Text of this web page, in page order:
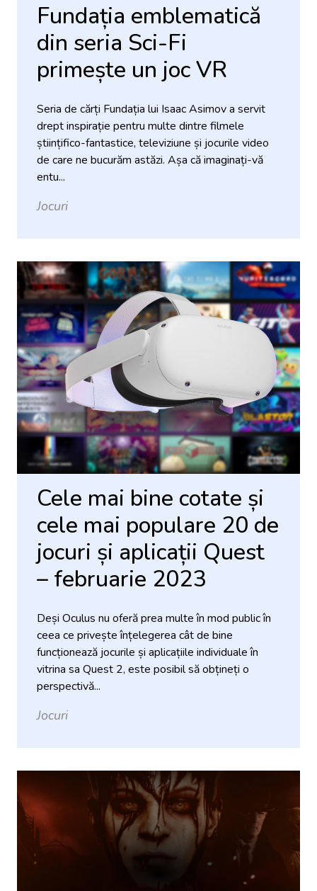
Fundația emblematică
din seria Sci-Fi
primește un joc VR
Seria de cărți Fundația lui Isaac Asimov a servit
drept inspirație pentru multe dintre filmele
științifico-fantastice, televiziune și jocurile video
de care ne bucurăm astăzi. Așa că imaginați-vă
entu...
Jocuri
Cele mai bine cotate și
cele mai populare 20 de
jocuri și aplicații Quest
– februarie 2023
Deși Oculus nu oferă prea multe în mod public în
ceea ce privește înțelegerea cât de bine
funcționează jocurile și aplicațiile individuale în
vitrina sa Quest 2, este posibil să obțineți o
perspectivă...
Jocuri